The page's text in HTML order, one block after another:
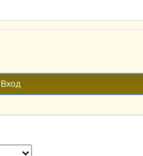
Вход